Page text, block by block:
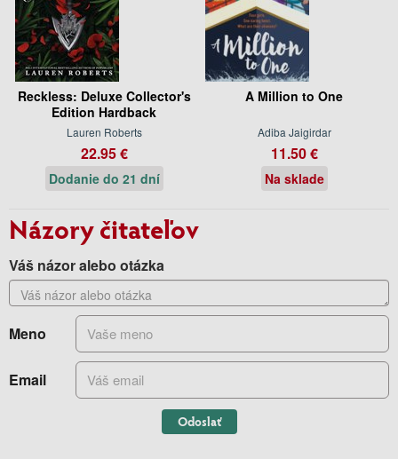
Reckless: Deluxe Collector's
Edition Hardback
Lauren Roberts
22.95 €
Dodanie do 21 dní
A Million to One
Adiba Jaigirdar
11.50 €
Na sklade
Názory čitateľov
Váš názor alebo otázka
Meno
Email
Odoslať